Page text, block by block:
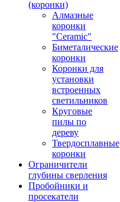
(коронки)
Алмазные
коронки
"Ceramic"
Биметалические
коронки
Коронки для
установки
встроенных
светильников
Круговые
пилы по
дереву
Твердосплавные
коронки
Ограничители
глубины сверления
Пробойники и
просекатели